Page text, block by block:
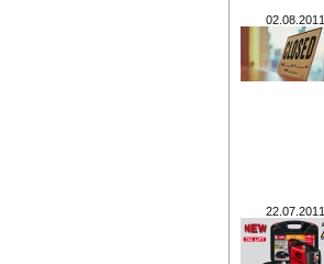
02.08.2011
22.07.2011